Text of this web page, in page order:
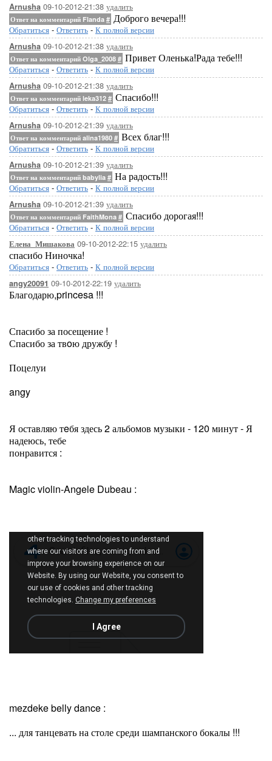
Arnusha 09-10-2012-21:38 удалить
Ответ на комментарий Flanda # Доброго вечера!!!
Обратиться - Ответить - К полной версии
Arnusha 09-10-2012-21:38 удалить
Ответ на комментарий Olga_2008 # Привет Оленька!Рада тебе!!!
Обратиться - Ответить - К полной версии
Arnusha 09-10-2012-21:38 удалить
Ответ на комментарий leka312 # Спасибо!!!
Обратиться - Ответить - К полной версии
Arnusha 09-10-2012-21:39 удалить
Ответ на комментарий alina1980 # Всех благ!!!
Обратиться - Ответить - К полной версии
Arnusha 09-10-2012-21:39 удалить
Ответ на комментарий babylia # На радость!!!
Обратиться - Ответить - К полной версии
Arnusha 09-10-2012-21:39 удалить
Ответ на комментарий FaithMona # Спасибо дорогая!!!
Обратиться - Ответить - К полной версии
Елена_Мишакова 09-10-2012-22:15 удалить
спасибо Ниночка!
Обратиться - Ответить - К полной версии
angy20091 09-10-2012-22:19 удалить
Благодарю,princesa !!!
Спасибо за посещение !
Спасибо за твoю дружбу !
Поцелуи
angy
Я оставляю тeбя здесь 2 альбомов музыки - 120 минут - Я
надеюсь, тебе
понравится :
Magic violin-Angele Dubeau :
mezdeke belly dance :
... для танцевать на столе среди шампанского бокалы !!!